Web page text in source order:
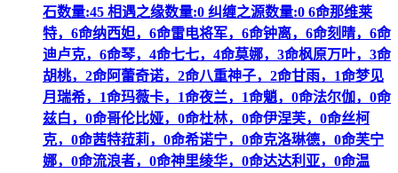
石数量:45 相遇之缘数量:0 纠缠之源数量:0 6命那维莱
特，6命纳西妲，6命雷电将军，6命钟离，6命刻晴，6命
迪卢克，6命琴，4命七七，4命莫娜，3命枫原万叶，3命
胡桃，2命阿蕾奇诺，2命八重神子，2命甘雨，1命梦见
月瑞希，1命玛薇卡，1命夜兰，1命魈，0命法尔伽，0命
兹白，0命哥伦比娅，0命杜林，0命伊涅芙，0命丝柯
克，0命茜特菈莉，0命希诺宁，0命克洛琳德，0命芙宁
娜，0命流浪者，0命神里绫华，0命达达利亚，0命温